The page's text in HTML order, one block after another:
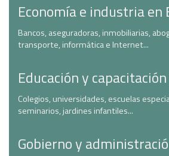
Economía e industria en
Bancos, aseguradoras, inmobiliarias,
transporte, informática e Internet...
Educación y
Colegios, universidades, escuelas
seminarios, jardines infantiles...
Gobierno y